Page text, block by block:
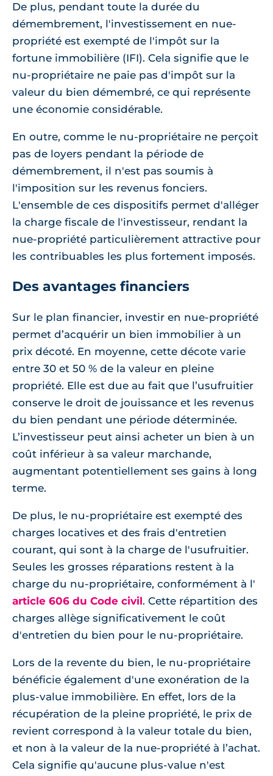
De plus, pendant toute la durée du
démembrement, l'investissement en nue-
propriété est exempté de l'impôt sur la
fortune immobilière (IFI). Cela signifie que le
nu-propriétaire ne paie pas d'impôt sur la
valeur du bien démembré, ce qui représente
une économie considérable.
En outre, comme le nu-propriétaire ne perçoit
pas de loyers pendant la période de
démembrement, il n'est pas soumis à
l'imposition sur les revenus fonciers.
L'ensemble de ces dispositifs permet d'alléger
la charge fiscale de l'investisseur, rendant la
nue-propriété particulièrement attractive pour
les contribuables les plus fortement imposés.
Des avantages financiers
Sur le plan financier, investir en nue-propriété
permet d’acquérir un bien immobilier à un
prix décoté. En moyenne, cette décote varie
entre 30 et 50 % de la valeur en pleine
propriété. Elle est due au fait que l’usufruitier
conserve le droit de jouissance et les revenus
du bien pendant une période déterminée.
L’investisseur peut ainsi acheter un bien à un
coût inférieur à sa valeur marchande,
augmentant potentiellement ses gains à long
terme.
De plus, le nu-propriétaire est exempté des
charges locatives et des frais d'entretien
courant, qui sont à la charge de l'usufruitier.
Seules les grosses réparations restent à la
charge du nu-propriétaire, conformément à l'
article 606 du Code civil. Cette répartition des
charges allège significativement le coût
d'entretien du bien pour le nu-propriétaire.
Lors de la revente du bien, le nu-propriétaire
bénéficie également d'une exonération de la
plus-value immobilière. En effet, lors de la
récupération de la pleine propriété, le prix de
revient correspond à la valeur totale du bien,
et non à la valeur de la nue-propriété à l’achat.
Cela signifie qu'aucune plus-value n'est